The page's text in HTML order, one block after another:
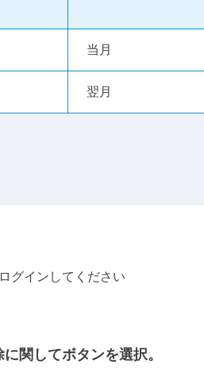
当月
翌月
グインしてください
関してボタンを選択。